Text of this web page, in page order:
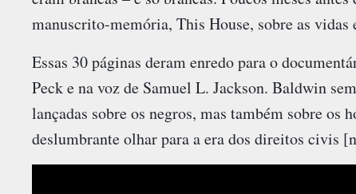
manuscrito-memória, This House, sobre as vidas
Essas 30 páginas deram enredo para o
Peck e na voz de Samuel L. Jackson. Baldwin
lançadas sobre os negros, mas também sobre os
deslumbrante olhar para a era dos direitos civis